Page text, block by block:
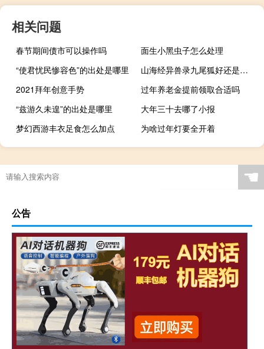
相关问题
春节期间债市可以操作吗
面生小黑虫子怎么处理
“使君忧民惨容色”的出处是哪里
山海经异兽录九尾狐好还是嫦娥好
2021拜年创意手势
过年养老金提前领取合适吗
“兹游久未遑”的出处是哪里
大年三十去哪了小报
梦幻西游丰衣足食怎么加点
为啥过年灯要全开着
☚
公告